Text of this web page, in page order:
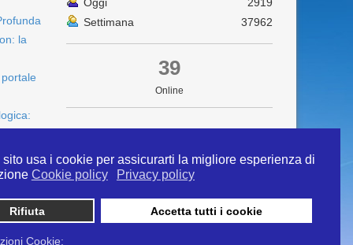
sito usa i cookie per assicurarti la migliore esperienza di
Cookie policy Privacy policy
Rifiuta Accetta tutti i cookie
Cookie:
la
Settimana
37962
39
Online
info@ipertermiaitalia.it tel. 331/9584817 . Il